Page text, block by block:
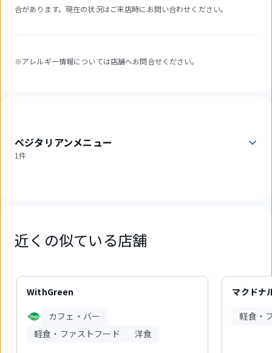
合があります。現在の状況はご来店時にお問い合わせください。
※アレルギー情報については店舗へお問合せください。
ベジタリアンメニュー
1件
近くの似ている店舗
WithGreen
カフェ・バー
軽食・ファストフード
洋食
マクドナ
軽食・